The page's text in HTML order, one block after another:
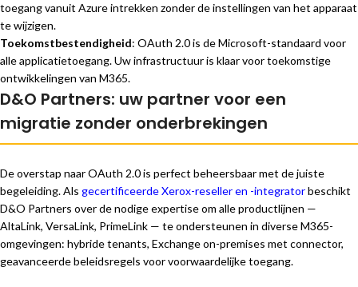
toegang vanuit Azure intrekken zonder de instellingen van het apparaat
te wijzigen.
Toekomstbestendigheid: OAuth 2.0 is de Microsoft-standaard voor
alle applicatietoegang. Uw infrastructuur is klaar voor toekomstige
ontwikkelingen van M365.
D&O Partners: uw partner voor een
migratie zonder onderbrekingen
De overstap naar OAuth 2.0 is perfect beheersbaar met de juiste
begeleiding. Als gecertificeerde Xerox-reseller en -integratorbeschikt
D&O Partners over de nodige expertise om alle productlijnen —
AltaLink, VersaLink, PrimeLink — te ondersteunen in diverse M365-
omgevingen: hybride tenants, Exchange on-premises met connector,
geavanceerde beleidsregels voor voorwaardelijke toegang.